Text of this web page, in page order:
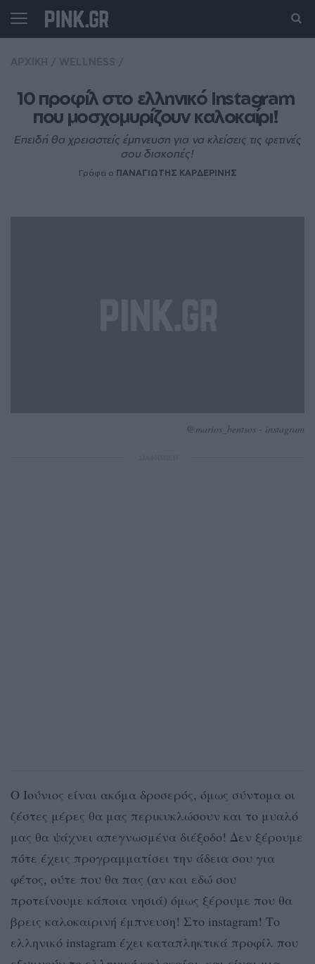
10 προφίλ στο ελληνικό Instagram
που μοσχομυρίζουν καλοκαίρι!
Επειδή θα χρειαστείς έμπνευση για να κλείσεις τις φετινές
σου διακοπές!
Γράφει ο ΠΑΝΑΓΙΩΤΗΣ ΚΑΡΔΕΡΙΝΗΣ
@marios_bentsos - instagram
Ο Ιούνιος είναι ακόμα δροσερός, όμως σύντομα οι
ζέστες μέρες θα μας περικυκλώσουν και το μυαλό
μας θα ψάχνει απεγνωσμένα διέξοδο! Δεν ξέρουμε
πότε έχεις προγραμματίσει την άδεια σου για
φέτος, ούτε που θα πας (αν και εδώ σου
προτείνουμε κάποια νησιά) όμως ξέρουμε που θα
βρεις καλοκαιρινή έμπνευση! Στο instagram! Το
ελληνικό instagram έχει καταπληκτικά προφίλ που